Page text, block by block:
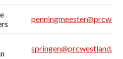
springen@prcwestland.nl